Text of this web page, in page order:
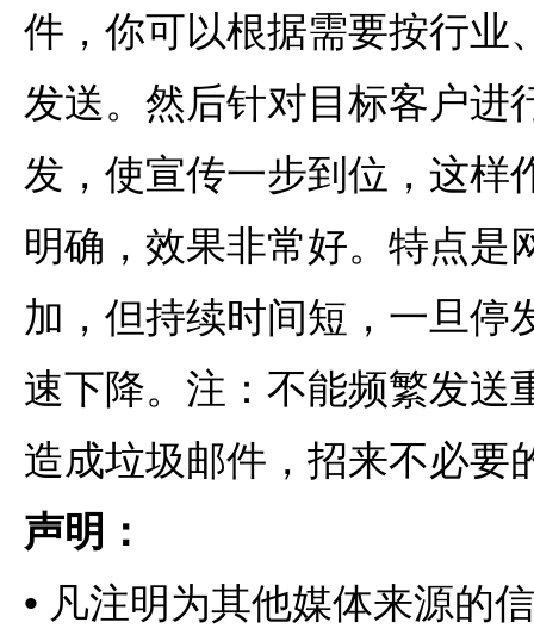
件，你可以根据需要按行业
发送。然后针对目标客户进
发，使宣传一步到位，这样
明确，效果非常好。特点是
加，但持续时间短，一旦停
速下降。注：不能频繁发送
造成垃圾邮件，招来不必要
声明：
• 凡注明为其他媒体来源的